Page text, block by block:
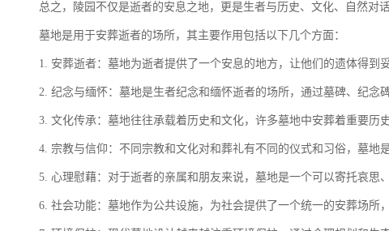
总之，陵园不仅是逝者的安息之地，更是生者与历史、文化、自然对
墓地是用于安葬逝者的场所，其主要作用包括以下几个方面：
1. 安葬逝者：墓地为逝者提供了一个安息的地方，让他们的遗体得到妥
2. 纪念与缅怀：墓地是生者纪念和缅怀逝者的场所，通过墓碑、纪念
3. 文化传承：墓地往往承载着历史和文化，许多墓地中安葬着重要历
4. 宗教与信仰：不同宗教和文化对和葬礼有不同的仪式和习俗，墓地
5. 心理慰藉：对于逝者的亲属和朋友来说，墓地是一个可以寄托哀思
6. 社会功能：墓地作为公共设施，为社会提供了一个统一的安葬场所